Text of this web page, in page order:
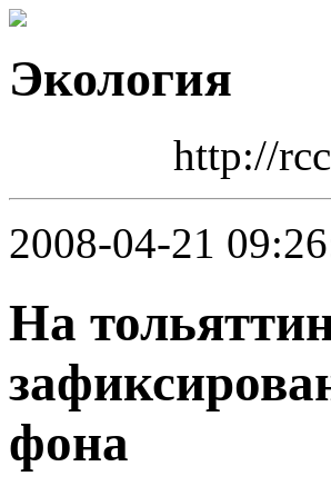
Экология
http://
2008-04-21
На
фона